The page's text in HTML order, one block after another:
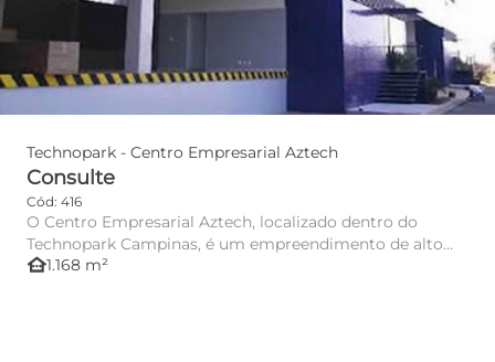
Technopark - Centro Empresarial Aztech
Consulte
Cód: 416
O Centro Empresarial Aztech, localizado dentro do
Technopark Campinas, é um empreendimento de alto
padrão voltado a em...
other_houses1.168 m²